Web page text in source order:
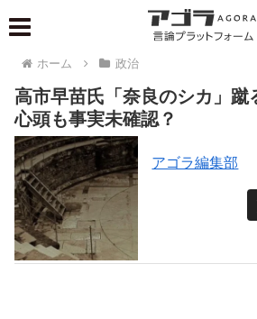
ホーム 政治
高市早苗氏「奈良のシカ」蹴
心頭も事実未確認？
アゴラ編集部